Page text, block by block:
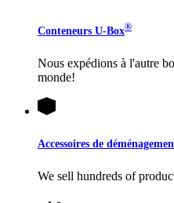
Conteneurs U-Box®
Nous expédions à l'autre
monde!
Accessoires de
We sell hundreds of